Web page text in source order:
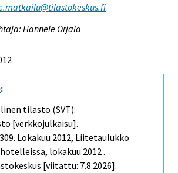
Hannele Orjala
:
tilasto (SVT):
[verkkojulkaisu].
Lokakuu 2012, Liitetaulukko
lokakuu 2012 .
[viitattu: 7.8.2026].